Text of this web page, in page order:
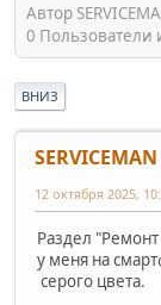
Автор
0 Пользователи
ВНИЗ
SERVICEMAN
12 октября 2025,
Раздел
у меня на
серого цвета.